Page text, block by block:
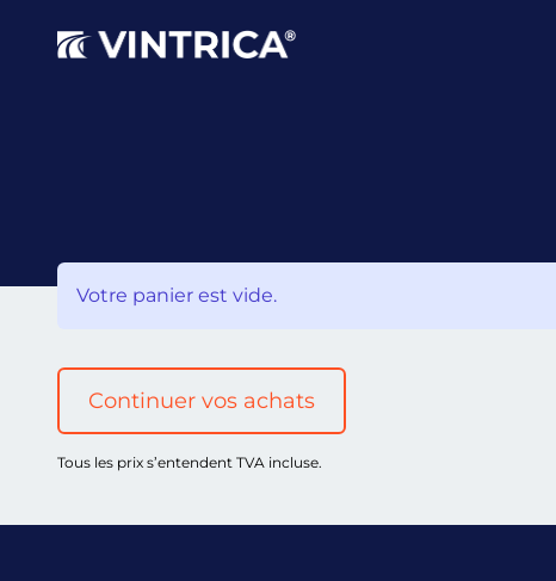
Votre panier est vide.
Continuer vos achats
Tous les prix s’entendent TVA incluse.